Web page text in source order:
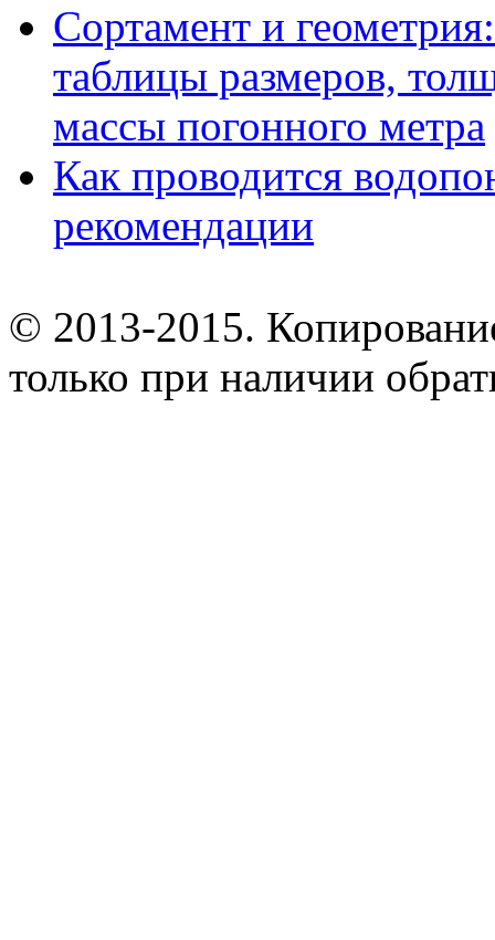
Сортамент и
таблицы размеров,
массы погонного метра
Как проводится
рекомендации
© 2013-2015.
только при наличии